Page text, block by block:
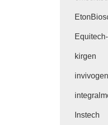
kirgen
invivogen
Instech